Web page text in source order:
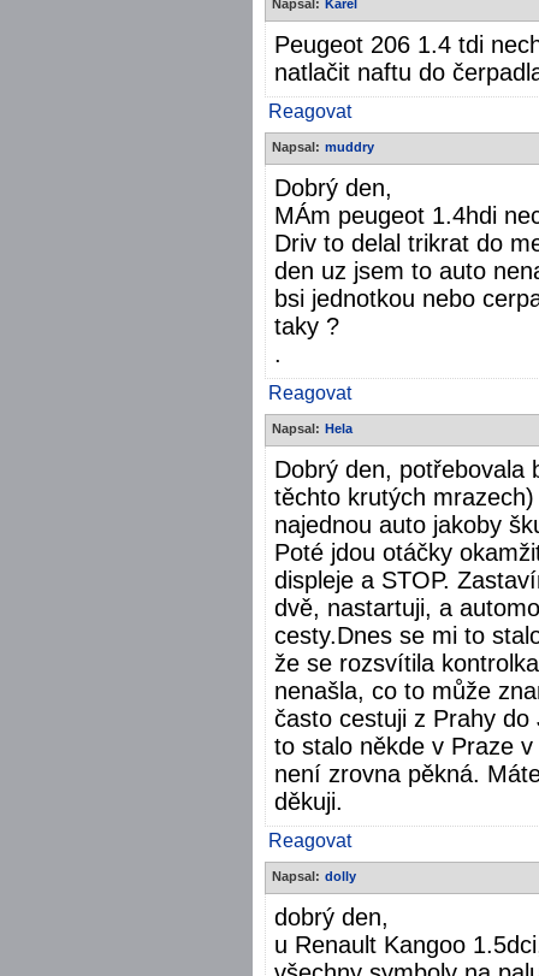
Napsal: Karel
Peugeot 206 1.4 tdi
natlačit naftu do
Reagovat
Napsal: muddry
Dobrý den,
MÁm peugeot 1.4hdi
Driv to delal trikrat do
den uz jsem to auto
bsi jednotkou nebo
taky ?
.
Reagovat
Napsal: Hela
Dobrý den, potřebovala
těchto krutých
najednou auto jakoby
Poté jdou otáčky
displeje a STOP.
dvě, nastartuji, a
cesty.Dnes se mi to
že se rozsvítila
nenašla, co to může
často cestuji z Prahy
to stalo někde v Praze
není zrovna pěkná.
děkuji.
Reagovat
Napsal: dolly
dobrý den,
u Renault Kangoo